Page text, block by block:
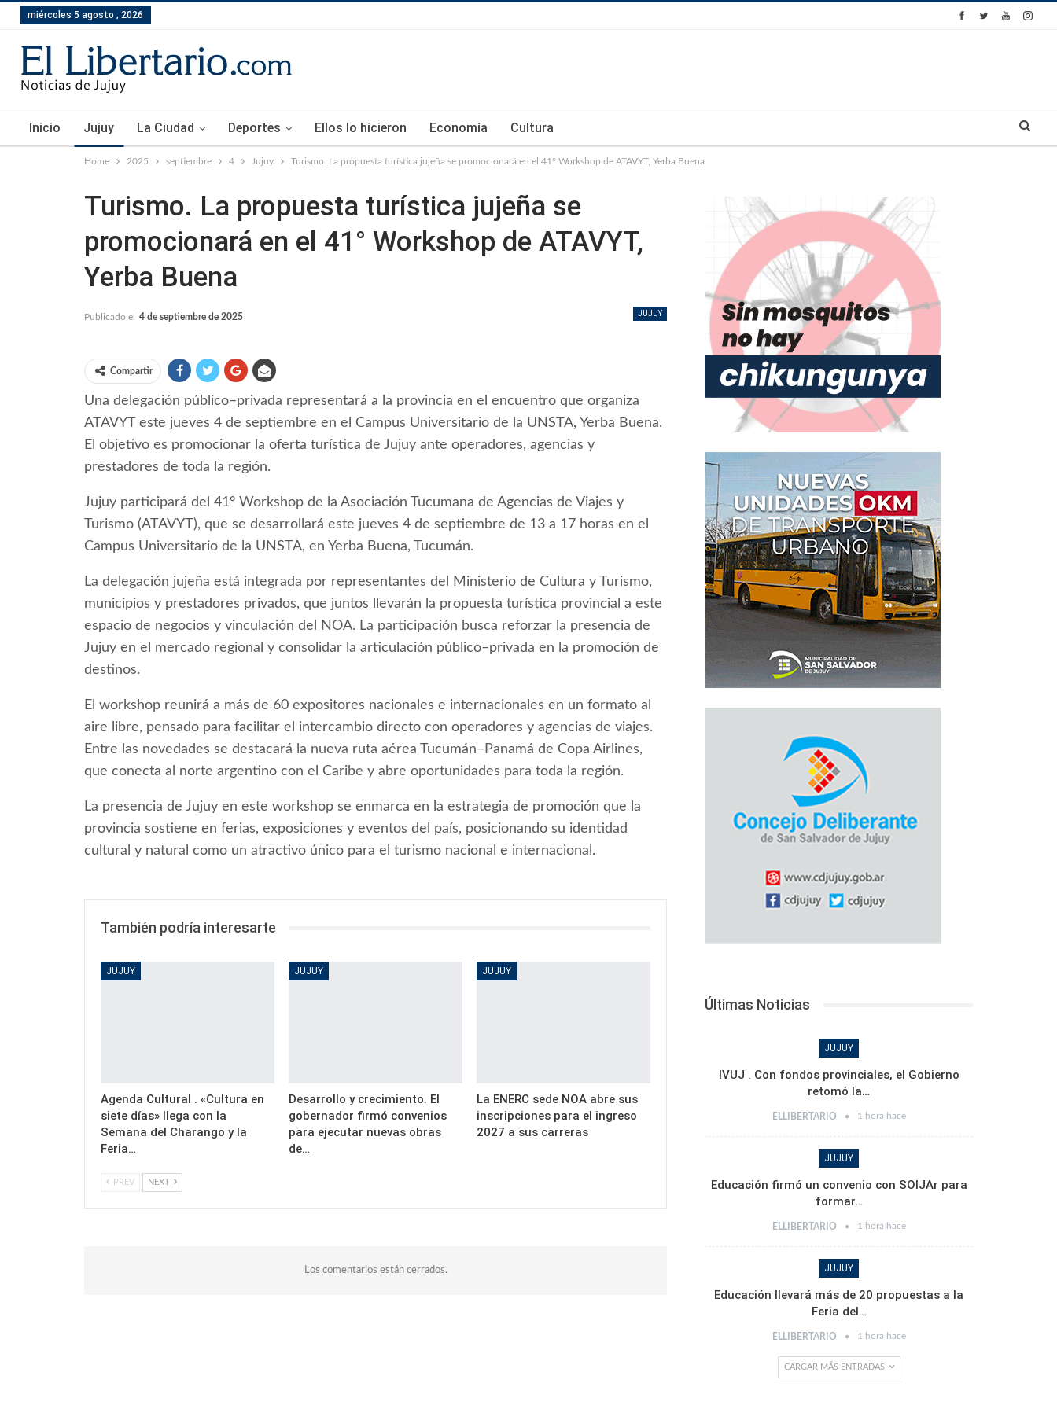
miércoles 5 agosto , 2026
Inicio Jujuy La Ciudad Deportes Ellos lo hicieron Economía Cultura
Home 2025 septiembre 4 Jujuy Turismo. La propuesta turística jujeña se promocionará en el 41° Workshop de ATAVYT, Yerba Buena
Turismo. La propuesta turística jujeña se
promocionará en el 41° Workshop de ATAVYT,
Yerba Buena
JUJUY
Publicado el 4 de septiembre de 2025
Compartir
Una delegación público–privada representará a la provincia en el encuentro que organiza
ATAVYT este jueves 4 de septiembre en el Campus Universitario de la UNSTA, Yerba Buena.
El objetivo es promocionar la oferta turística de Jujuy ante operadores, agencias y
prestadores de toda la región.
Jujuy participará del 41° Workshop de la Asociación Tucumana de Agencias de Viajes y
Turismo (ATAVYT), que se desarrollará este jueves 4 de septiembre de 13 a 17 horas en el
Campus Universitario de la UNSTA, en Yerba Buena, Tucumán.
La delegación jujeña está integrada por representantes del Ministerio de Cultura y Turismo,
municipios y prestadores privados, que juntos llevarán la propuesta turística provincial a este
espacio de negocios y vinculación del NOA. La participación busca reforzar la presencia de
Jujuy en el mercado regional y consolidar la articulación público–privada en la promoción de
destinos.
El workshop reunirá a más de 60 expositores nacionales e internacionales en un formato al
aire libre, pensado para facilitar el intercambio directo con operadores y agencias de viajes.
Entre las novedades se destacará la nueva ruta aérea Tucumán–Panamá de Copa Airlines,
que conecta al norte argentino con el Caribe y abre oportunidades para toda la región.
La presencia de Jujuy en este workshop se enmarca en la estrategia de promoción que la
provincia sostiene en ferias, exposiciones y eventos del país, posicionando su identidad
cultural y natural como un atractivo único para el turismo nacional e internacional.
También podría interesarte
JUJUY
Agenda Cultural . «Cultura en
siete días» llega con la
Semana del Charango y la
Feria…
JUJUY
Desarrollo y crecimiento. El
gobernador firmó convenios
para ejecutar nuevas obras
de…
JUJUY
La ENERC sede NOA abre sus
inscripciones para el ingreso
2027 a sus carreras
PREV NEXT
Los comentarios están cerrados.
Últimas Noticias
JUJUY
IVUJ . Con fondos provinciales, el Gobierno
retomó la…
ELLIBERTARIO 1 hora hace
JUJUY
Educación firmó un convenio con SOIJAr para
formar…
ELLIBERTARIO 1 hora hace
JUJUY
Educación llevará más de 20 propuestas a la
Feria del…
ELLIBERTARIO 1 hora hace
CARGAR MÁS ENTRADAS